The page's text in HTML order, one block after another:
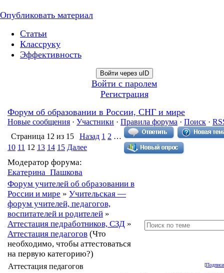
Опубликовать материал
Статьи
Классруку
Эффективность
Войти через uID
Войти с паролем
Регистрация
Форум об образовании в России, СНГ и мире
Новые сообщения · Участники · Правила форума · Поиск ·
Страница 12 из 15 Назад 1 2 …
10 11 12 13 14 15 Далее
Модератор форума:
Екатерина_Пашкова
Форум учителей об образовании в
России и мире » Учительская —
форум учителей, педагогов,
воспитателей и родителей »
Аттестация педработников, СЗД »
Аттестация педагогов (Что
необходимо, чтобы аттестоваться
на первую категорию?)
[
Аттестация педагогов